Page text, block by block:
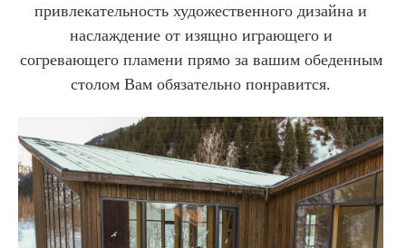
привлекательность художественного дизайна и
наслаждение от изящно играющего и
согревающего пламени прямо за вашим обеденным
столом Вам обязательно понравится.